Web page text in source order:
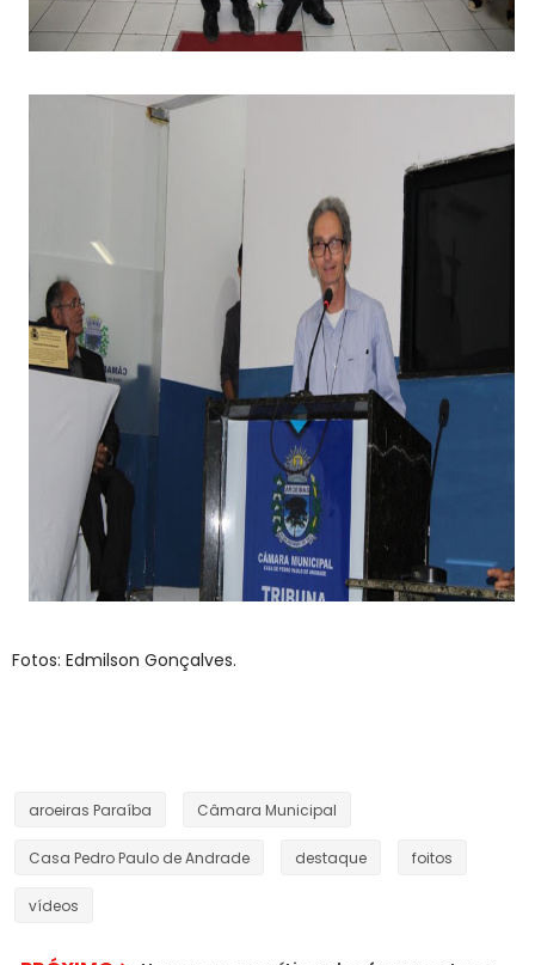
Fotos: Edmilson Gonçalves.
aroeiras Paraíba Câmara Municipal
Casa Pedro Paulo de Andrade destaque foitos
vídeos